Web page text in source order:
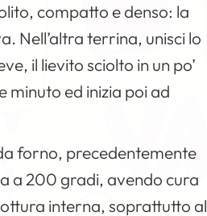
compatto e denso: la
Nell’altra terrina, unisci lo
il lievito sciolto in un po’
minuto ed inizia poi ad
forno, precedentemente
a 200 gradi, avendo cura
interna, soprattutto al